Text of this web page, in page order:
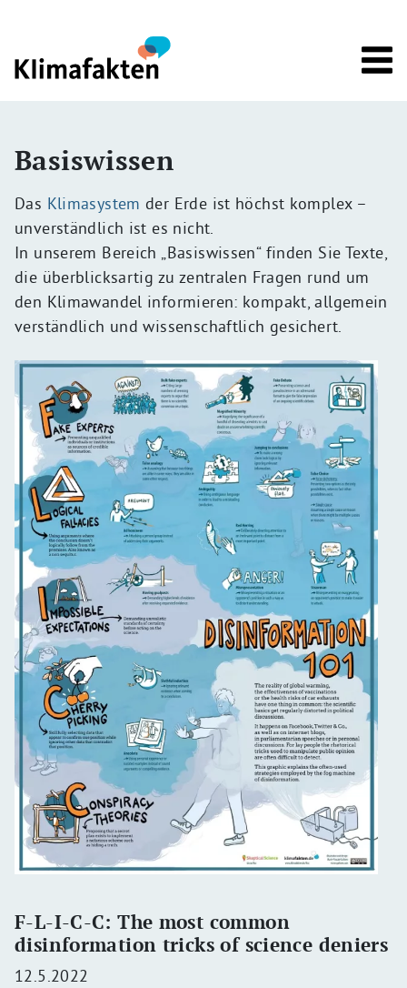
Basiswissen
Das Klimasystem der Erde ist höchst komplex –
unverständlich ist es nicht.
In unserem Bereich „Basiswissen“ finden Sie Texte,
die überblicksartig zu zentralen Fragen rund um
den Klimawandel informieren: kompakt, allgemein
verständlich und wissenschaftlich gesichert.
F-L-I-C-C: The most common
disinformation tricks of science deniers
12.5.2022